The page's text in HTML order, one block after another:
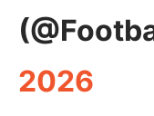
2026